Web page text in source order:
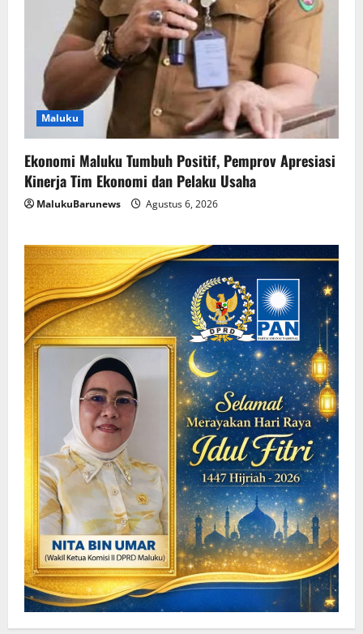
Maluku
Ekonomi Maluku Tumbuh Positif, Pemprov Apresiasi
Kinerja Tim Ekonomi dan Pelaku Usaha
MalukuBarunews Agustus 6, 2026